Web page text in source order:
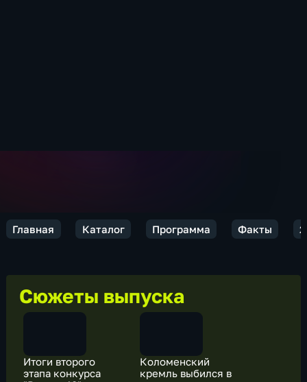
Главная Каталог Программа Факты
Сюжеты выпуска
Итоги второго
этапа конкурса
Коломенский
кремль выбился в